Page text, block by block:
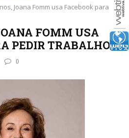
Joana Fomm usa Facebook para
FOMM USA
PEDIR TRABALHO
0